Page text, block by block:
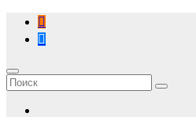
Перейти
содержимому